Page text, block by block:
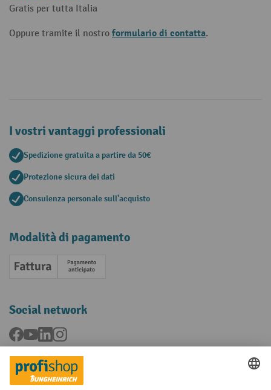
Gratis per tutta Italia
Oppure tramite il nostro formulario di contatta.
I vostri vantaggi professionali
Spedizione gratuita a partire da 50€
Protezione sicura dei dati
Consulenza personale sull'acquisto
Modalità di pagamento
Fattura Pagamento anticipato
Social network
Facebook
YouTubeLinkedInInstagram